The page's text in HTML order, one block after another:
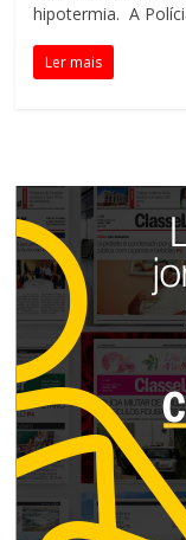
hipotermia. A
Ler mais